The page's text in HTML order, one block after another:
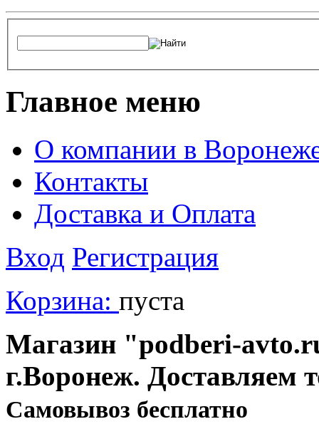
Главное меню
О компании в
Контакты
Доставка и Оплата
Вход Регистрация
Корзина: пуста
Магазин "podberi-
г.Воронеж. Доставляем
Cамовывоз бесплатно